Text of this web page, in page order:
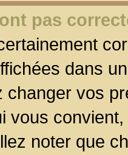
pas
dans
changer vos
vous
noter que